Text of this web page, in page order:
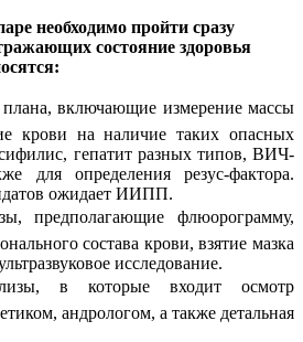
необходимо пройти сразу
состояние здоровья
плана, включающие измерение массы
крови на наличие таких опасных
гепатит разных типов, ВИЧ-
для определения резус-фактора.
ожидает ИИПП.
предполагающие флюорограмму,
состава крови, взятие мазка
исследование.
в которые входит осмотр
андрологом, а также детальная